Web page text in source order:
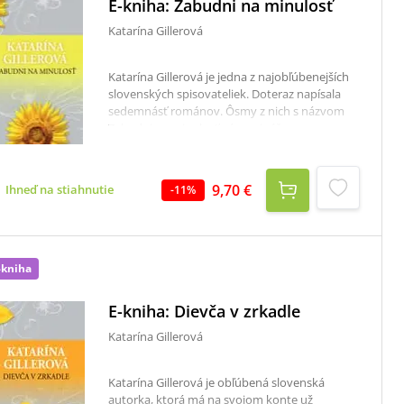
E-kniha: Zabudni na minulosť
Katarína Gillerová
Katarína Gillerová je jedna z najobľúbenejších
slovenských spisovateliek. Doteraz napísala
sedemnásť románov. Ôsmy z nich s názvom
Zabudni na minulosť vám prinášame v novom
Katarína Gillerová ponúka pútavý príbeh
dvadsaťsedemročnej Saše a jej mamy, ktoré sa
každá po svojom vyrovnávajú s tragédiou, čo
postihla ich rodinu. A hoci sa zdá, že vedia
Ihneď na stiahnutie -11% 9,70 €
kniha
E-kniha: Dievča v zrkadle
Katarína Gillerová
Katarína Gillerová je obľúbená slovenská
autorka, ktorá má na svojom konte už